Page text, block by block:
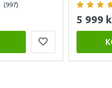
(997)
5 999